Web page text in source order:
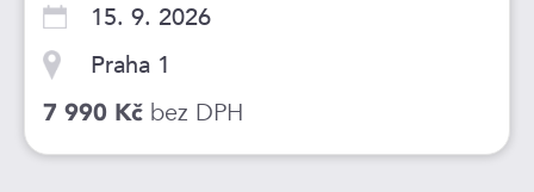
15. 9. 2026
Praha 1
7 990 Kč bez DPH